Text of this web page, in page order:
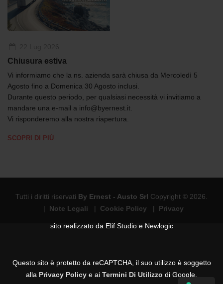
Chiusura estiva
Vi informiamo che la ns. azienda sarà chiusa da Mercoledì 5
Agosto fino a Domenica 30 Agosto inclusi.
Durante questo periodo, per qualsiasi necessità vi invitiamo a
mandare una e-mail a info@byernest.it.
Vi risponderemo alla nostra riapertura.
SCOPRI DI PIÙ
Tutti i diritti riservati By Ernest - Austo Srl Copyright © 2026.
| Note Legali | Cookie Policy | Privacy
sito realizzato da Elif Studioe Newlogic
Questo sito è protetto da reCAPTCHA, il suo utilizzo è soggetto
alla Privacy Policy e ai Termini Di Utilizzo di Google.